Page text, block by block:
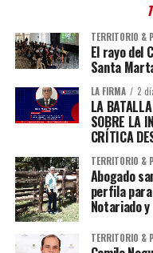
TERRITORIO &
El rayo del
Santa
LA FIRMA 2
LA
SOBRE LA
CRÍTICA
TERRITORIO &
Abogado
perfila
Notariado
TERRITORIO &